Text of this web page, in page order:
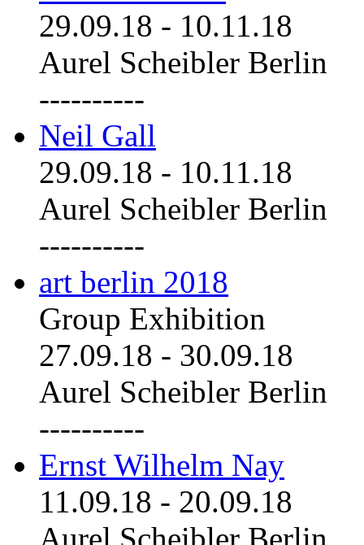
29.09.18 - 10.11.18
Aurel Scheibler Berlin
----------
Neil Gall
29.09.18 - 10.11.18
Aurel Scheibler Berlin
----------
art berlin 2018
Group Exhibition
27.09.18 - 30.09.18
Aurel Scheibler Berlin
----------
Ernst Wilhelm Nay
11.09.18 - 20.09.18
Aurel Scheibler Berlin